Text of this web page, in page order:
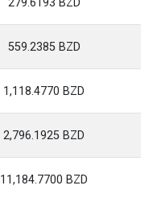
279.6193 BZD
559.2385 BZD
1,118.4770 BZD
2,796.1925 BZD
11,184.7700 BZD